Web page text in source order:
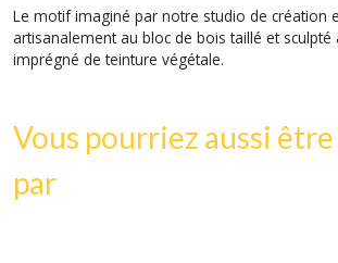
Le motif imaginé par notre studio de création
artisanalement au bloc de bois taillé et sculpté
imprégné de teinture végétale.
Vous pourriez aussi
par